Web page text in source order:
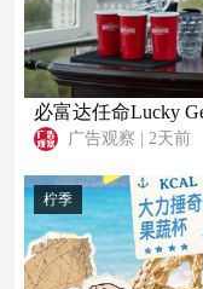
必富达任命Lucky
广告观察 2天前
柠季